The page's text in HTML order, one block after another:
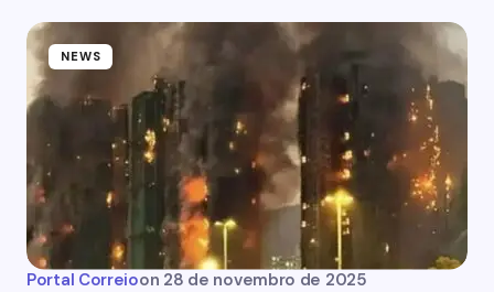
NEWS
Portal Correioon 28 de novembro de 2025